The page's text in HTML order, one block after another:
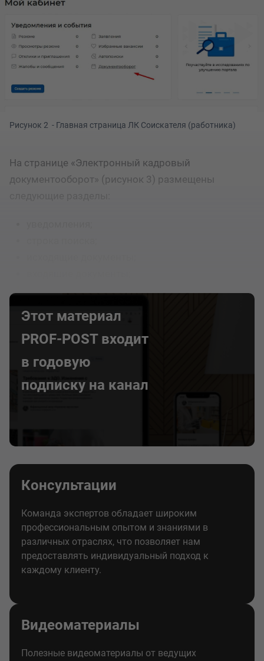
Рисунок 2  - Главная страница ЛК Соискателя (работника)
На странице «Электронный кадровый
документооборот» (рисунок 3) размещены
Этот материал
PROF-POST входит
в годовую
подписку на канал
Консультации
Команда экспертов обладает широким
профессиональным опытом и знаниями в
различных отраслях, что позволяет нам
предоставлять индивидуальный подход к
каждому клиенту.
Видеоматериалы
Полезные видеоматериалы от ведущих